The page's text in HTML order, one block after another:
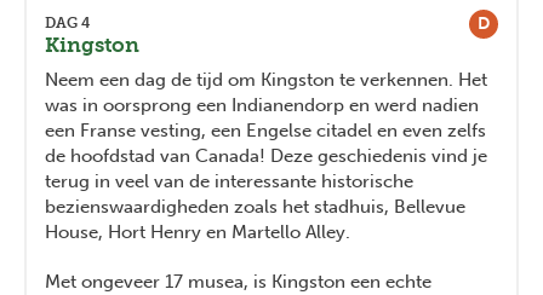
D
DAG 4
Kingston
Neem een dag de tijd om Kingston te verkennen. Het
was in oorsprong een Indianendorp en werd nadien
een Franse vesting, een Engelse citadel en even zelfs
de hoofdstad van Canada! Deze geschiedenis vind je
terug in veel van de interessante historische
bezienswaardigheden zoals het stadhuis, Bellevue
House, Hort Henry en Martello Alley.
Met ongeveer 17 musea, is Kingston een echte